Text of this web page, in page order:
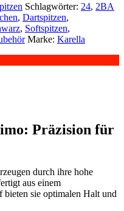
Schlagwörter: 24, 2BA
, Dartspitzen,
, Softspitzen,
Marke: Karella
Präzision für
durch ihre hohe
aus einem
sie optimalen Halt und